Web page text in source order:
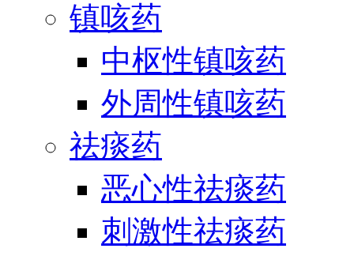
镇咳药
中枢性镇咳药
外周性镇咳药
祛痰药
恶心性祛痰药
刺激性祛痰药